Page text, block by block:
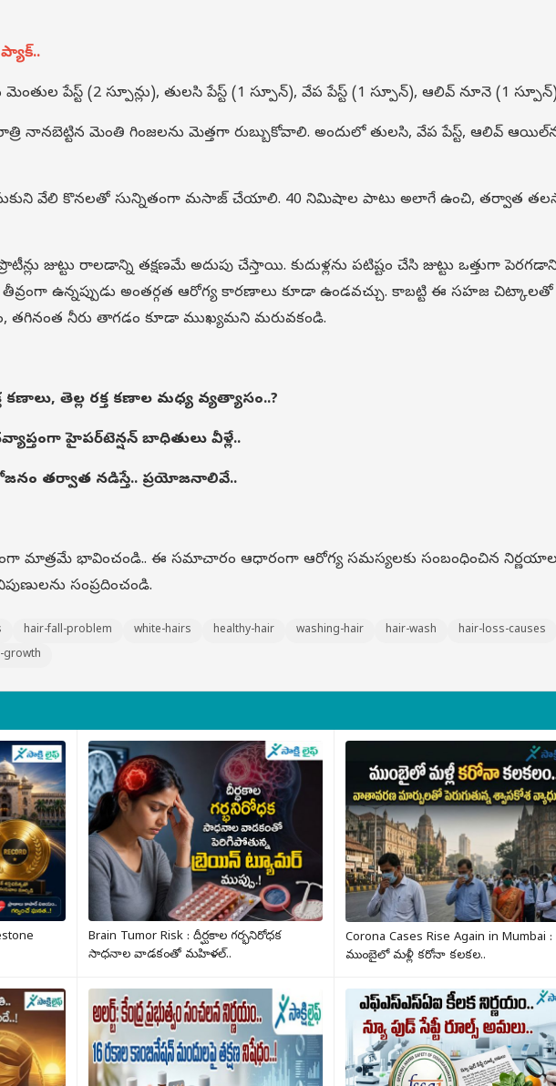
పేస్ట్ (2 స్పూన్లు), తులసి పేస్ట్ (1 స్పూన్), వేప పేస్ట్ (1 స్పూన్), ఆలివ్ నూనె (1
నానబెట్టిన మెంతి గింజలను మెత్తగా రుబ్బుకోవాలి. అందులో తులసి, వేప పేస్ట్, ఆలివ్
వేలి కొనలతో సున్నితంగా మసాజ్ చేయాలి. 40 నిమిషాల పాటు అలాగే ఉంచి, తర్వాత
జుట్టు రాలడాన్ని తక్షణమే అదుపు చేస్తాయి. కుదుళ్లను పటిష్టం చేసి జుట్టు ఒత్తుగా
ఉన్నప్పుడు అంతర్గత ఆరోగ్య కారణాలు కూడా ఉండవచ్చు. కాబట్టి ఈ సహజ
తగినంత నీరు తాగడం కూడా ముఖ్యమని మరువకండి.
కణాలు, తెల్ల రక్త కణాల మధ్య వ్యత్యాసం..?
హైపర్‌టెన్షన్‌ బాధితులు వీళ్లే..
తర్వాత నడిస్తే.. ప్రయోజనాలివే..
మాత్రమే భావించండి.. ఈ సమాచారం ఆధారంగా ఆరోగ్య సమస్యలకు సంబంధించిన
సంప్రదించండి.
hair-fall-problem white-hairs healthy-hair washing-hair hair-wash
hair-loss-causes
growth
Brain Tumor Risk : దీర్ఘకాల గర్భనిరోధక
సాధనాల వాడకంతో మహిళల్..
Corona Cases Rise Again in Mumbai :
ముంబైలో మళ్లీ కరోనా కలకల..